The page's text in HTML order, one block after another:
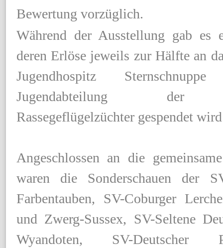
Bewertung vorzüglich.
Während der Ausstellung gab es
deren Erlöse jeweils zur Hälfte an
Jugendhospitz
Jugendabteilung der
Rassegeflügelzüchter gespendet
Angeschlossen an die
waren die Sonderschauen der
Farbentauben, SV-Coburger
und Zwerg-Sussex, SV-Seltene
Wyandoten, SV-